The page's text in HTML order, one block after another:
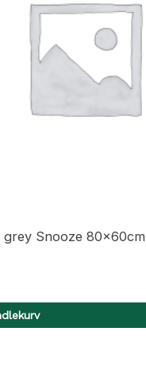
grey Snooze 80x60cm